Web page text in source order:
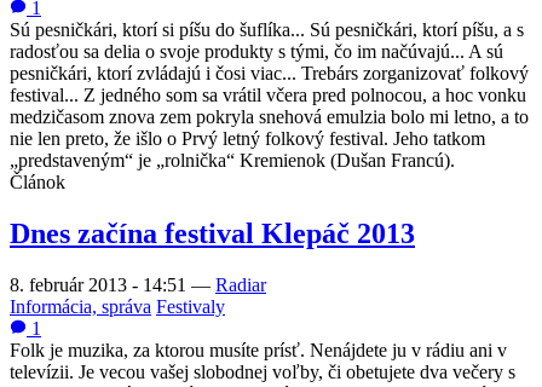
1
Sú pesničkári, ktorí si píšu do šuflíka... Sú pesničkári, ktorí píšu, a s
radosťou sa delia o svoje produkty s tými, čo im načúvajú... A sú
pesničkári, ktorí zvládajú i čosi viac... Trebárs zorganizovať folkový
festival... Z jedného som sa vrátil včera pred polnocou, a hoc vonku
medzičasom znova zem pokryla snehová emulzia bolo mi letno, a to
nie len preto, že išlo o Prvý letný folkový festival. Jeho tatkom
„predstaveným“ je „rolnička“ Kremienok (Dušan Francú).
Článok
Dnes začína festival Klepáč 2013
8. február 2013 - 14:51 — Radiar
Informácia, správa Festivaly
1
Folk je muzika, za ktorou musíte prísť. Nenájdete ju v rádiu ani v
televízii. Je vecou vašej slobodnej voľby, či obetujete dva večery s